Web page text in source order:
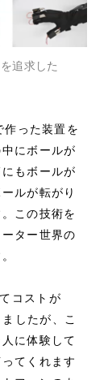
追求した
作った装置を
にボールが
もボールが
ルが転がり
この技術を
ター世界の
コストが
したが、こ
に体験して
てくれます